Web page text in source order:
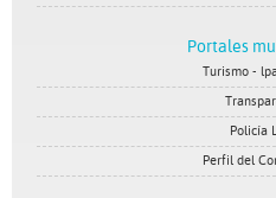
Portales
Turismo -
Policía
Perfil del